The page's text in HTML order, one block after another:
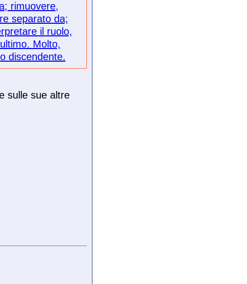
rimuovere,
separato da;
il ruolo,
Molto,
discendente.
sulle sue altre